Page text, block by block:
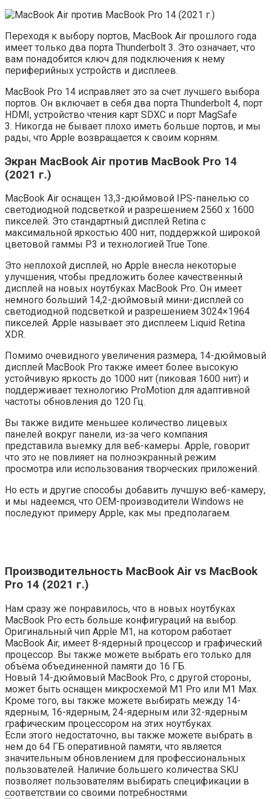
Переходя к выбору портов, MacBook Air прошлого года
имеет только два порта Thunderbolt 3. Это означает, что
вам понадобится ключ для подключения к нему
периферийных устройств и дисплеев.
MacBook Pro 14 исправляет это за счет лучшего выбора
портов. Он включает в себя два порта Thunderbolt 4, порт
HDMI, устройство чтения карт SDXC и порт MagSafe
3. Никогда не бывает плохо иметь больше портов, и мы
рады, что Apple возвращается к своим корням.
Экран MacBook Air против MacBook Pro 14
(2021 г.)
MacBook Air оснащен 13,3-дюймовой IPS-панелью со
светодиодной подсветкой и разрешением 2560 x 1600
пикселей. Это стандартный дисплей Retina с
максимальной яркостью 400 нит, поддержкой широкой
цветовой гаммы P3 и технологией True Tone.
Это неплохой дисплей, но Apple внесла некоторые
улучшения, чтобы предложить более качественный
дисплей на новых ноутбуках MacBook Pro. Он имеет
немного больший 14,2-дюймовый мини-дисплей со
светодиодной подсветкой и разрешением 3024×1964
пикселей. Apple называет это дисплеем Liquid Retina
XDR.
Помимо очевидного увеличения размера, 14-дюймовый
дисплей MacBook Pro также имеет более высокую
устойчивую яркость до 1000 нит (пиковая 1600 нит) и
поддерживает технологию ProMotion для адаптивной
частоты обновления до 120 Гц.
Вы также видите меньшее количество лицевых
панелей вокруг панели, из-за чего компания
представила выемку для веб-камеры. Apple, говорит
что это не повлияет на полноэкранный режим
просмотра или использования творческих приложений.
Но есть и другие способы добавить лучшую веб-камеру,
и мы надеемся, что OEM-производители Windows не
последуют примеру Apple, как мы предполагаем.
Производительность MacBook Air vs MacBook
Pro 14 (2021 г.)
Нам сразу же понравилось, что в новых ноутбуках
MacBook Pro есть больше конфигураций на выбор.
Оригинальный чип Apple M1, на котором работает
MacBook Air, имеет 8-ядерный процессор и графический
процессор. Вы также можете выбрать его только для
объёма объединенной памяти до 16 ГБ.
Новый 14-дюймовый MacBook Pro, с другой стороны,
может быть оснащен микросхемой M1 Pro или M1 Max.
Кроме того, вы также можете выбирать между 14-
ядерным, 16-ядерным, 24-ядерным или 32-ядерным
графическим процессором на этих ноутбуках.
Если этого недостаточно, вы также можете выбрать в
нем до 64 ГБ оперативной памяти, что является
значительным обновлением для профессиональных
пользователей. Наличие большего количества SKU
позволяет пользователям выбирать спецификации в
соответствии со своими потребностями.